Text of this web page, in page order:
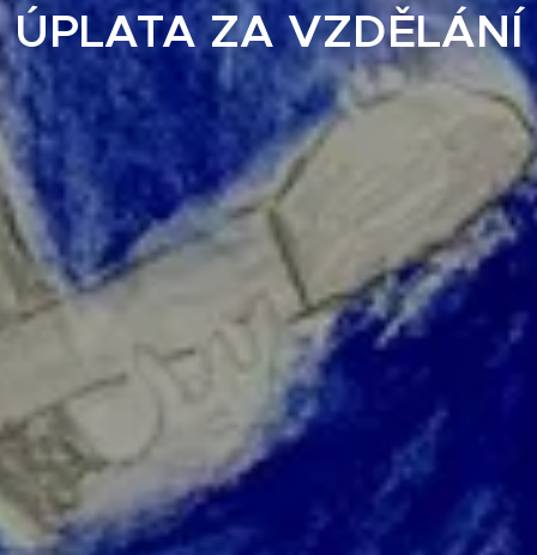
ÚPLATA ZA VZDĚLÁNÍ